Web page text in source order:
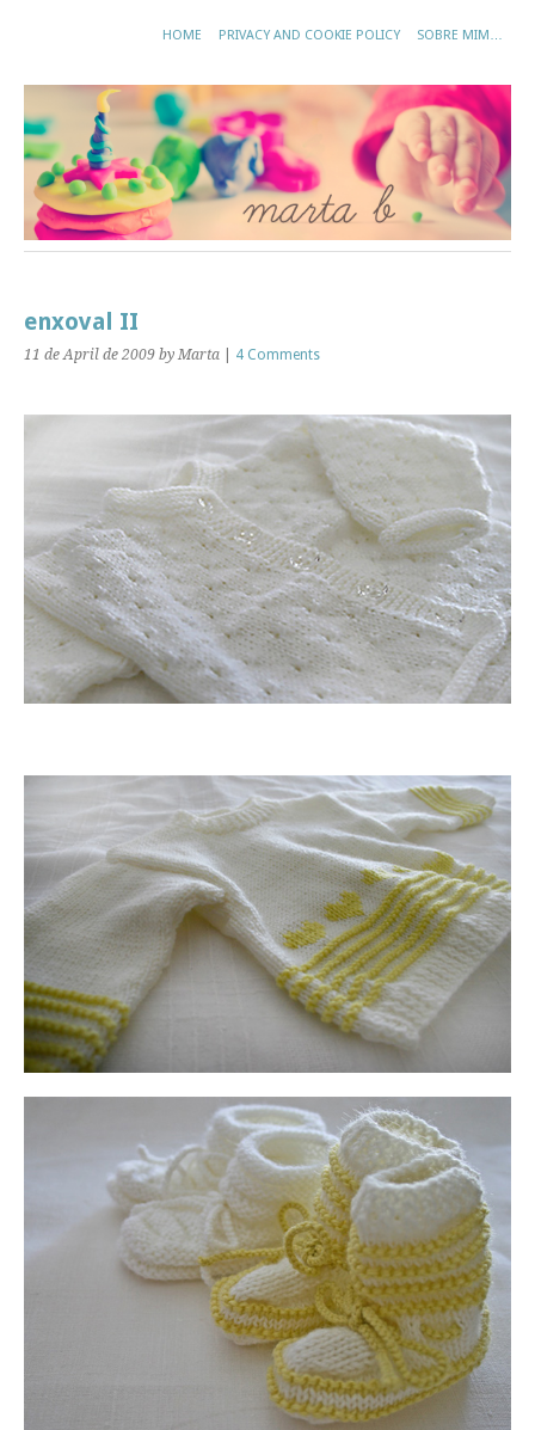
HOME PRIVACY AND COOKIE POLICY SOBRE MIM…
enxoval II
11 de April de 2009 by Marta 4 Comments